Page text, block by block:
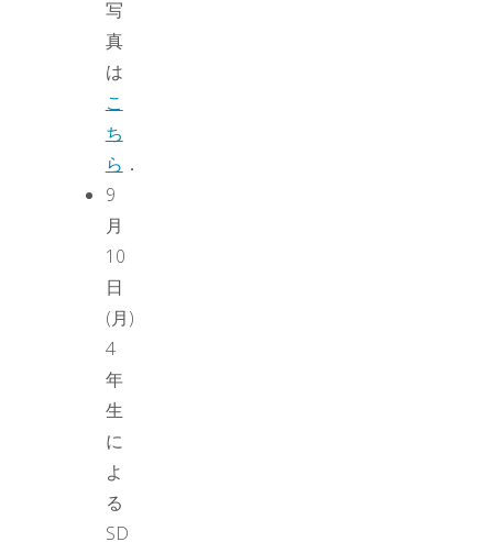
写
真
は
こ
ち
ら ．
9
月
10
日
(月)
4
年
生
に
よ
る
SD